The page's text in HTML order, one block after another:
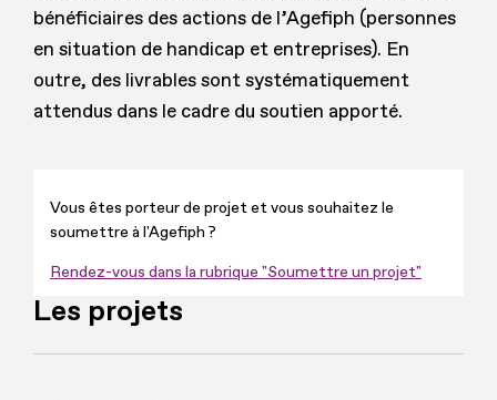
bénéficiaires des actions de l’Agefiph (personnes
en situation de handicap et entreprises). En
outre, des livrables sont systématiquement
attendus dans le cadre du soutien apporté.
Vous êtes porteur de projet et vous souhaitez le
soumettre à l'Agefiph ?
Rendez-vous dans la rubrique "Soumettre un projet"
Les projets